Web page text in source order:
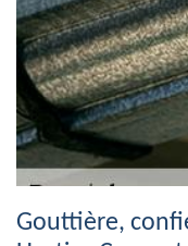
Gouttière,